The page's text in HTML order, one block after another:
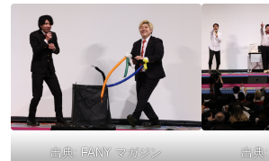
出典: FANY マガジン 出典: